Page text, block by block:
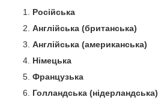
Російська
Англійська (британська)
Англійська (американська)
Німецька
Французька
Голландська (нідерландська)